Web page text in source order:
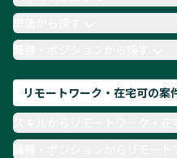
月収100万円 業務委託
TypeScript
Laravel
単価から探す
職種・ポジションから探す
リモートワーク・在宅可の案
職種・ポジションからリモート